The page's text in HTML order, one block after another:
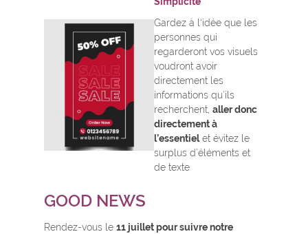
Gardez à l‘idée que les
personnes qui
regarderont vos visuels
voudront avoir
directement les
informations qu’ils
recherchent, aller donc
directement à
l’essentielet évitez le
surplus d’éléments et
de texte
GOOD NEWS
Rendez-vous le 11 juillet pour suivre notre